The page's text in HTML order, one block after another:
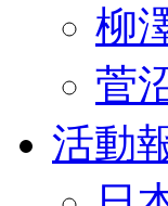
柳
菅
活動